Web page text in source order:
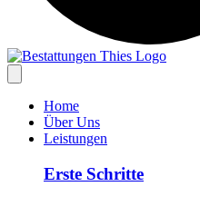
Home
Über Uns
Leistungen
Erste Schritte